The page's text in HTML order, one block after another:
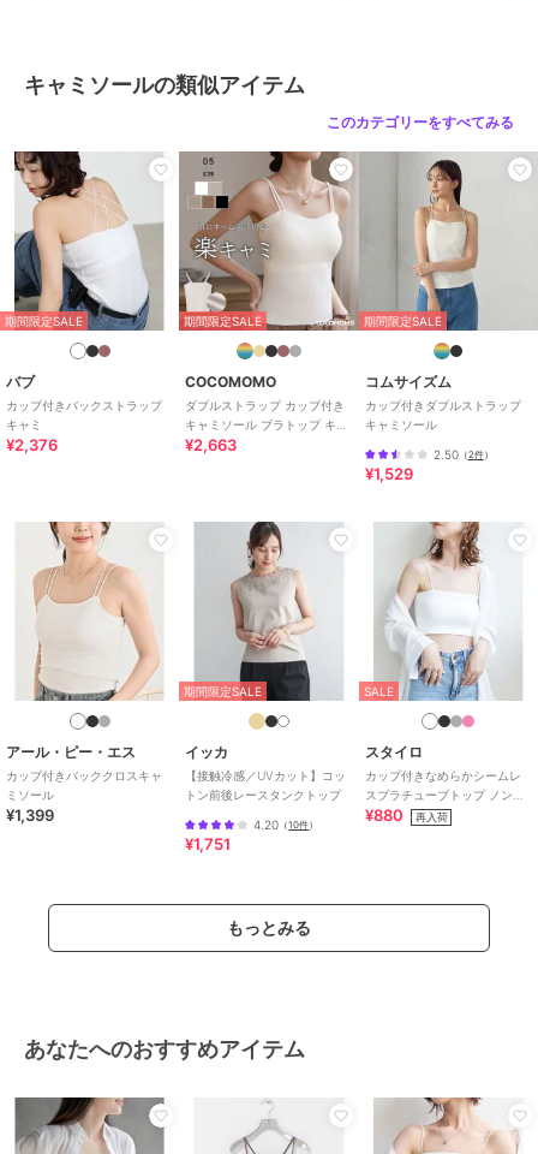
キャミソールの類似アイテム
このカテゴリーをすべてみる
期間限定SALE
バブ
カップ付きバックストラップ
キャミ
¥2,376
期間限定SALE
COCOMOMO
ダブルストラップ カップ付き
キャミソール ブラトップ キャ
ミ インナー ナローストラップ
¥2,663
期間限定SALE
コムサイズム
カップ付きダブルストラップ
キャミソール
2.50（2件）
¥1,529
アール・ピー・エス
カップ付きバッククロスキャ
ミソール
¥1,399
期間限定SALE
イッカ
【接触冷感／UVカット】コッ
トン前後レースタンクトップ
4.20 （10件）
¥1,751
SALE
スタイロ
カップ付きなめらかシームレ
スブラチューブトップ ノンワ
イヤー リラックスインナー
¥880 再入荷
もっとみる
あなたへのおすすめアイテム